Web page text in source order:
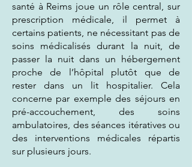
santé à Reims joue un rôle central, sur
prescription médicale, il permet à
certains patients, ne nécessitant pas de
soins médicalisés durant la nuit, de
passer la nuit dans un hébergement
proche de l’hôpital plutôt que de
rester dans un lit hospitalier. Cela
concerne par exemple des séjours en
pré-accouchement, des soins
ambulatoires, des séances itératives ou
des interventions médicales répartis
sur plusieurs jours.